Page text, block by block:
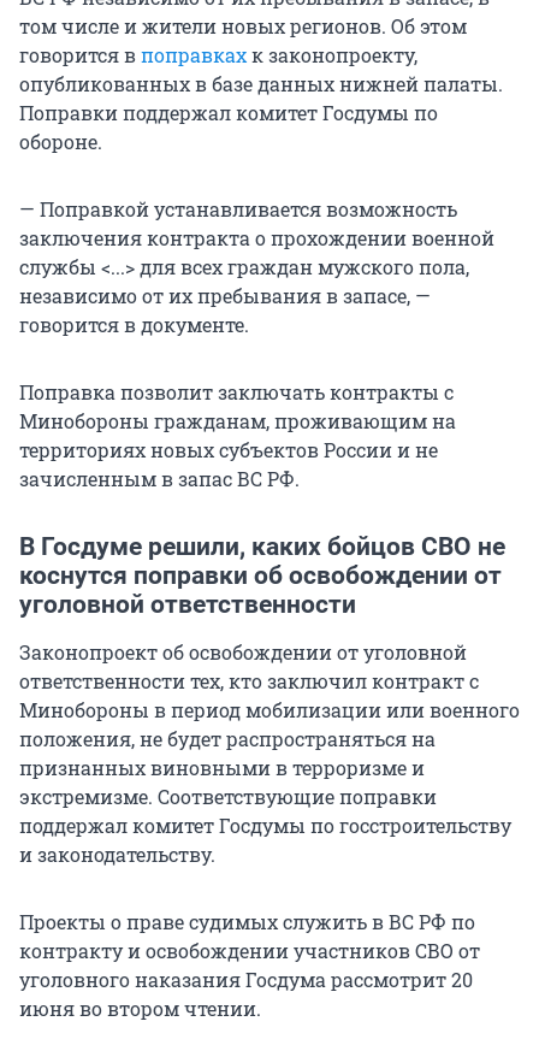
том числе и жители новых регионов. Об этом
говорится впоправкахк законопроекту,
опубликованных в базе данных нижней палаты.
Поправки поддержал комитет Госдумы по
обороне.
— Поправкой устанавливается возможность
заключения контракта о прохождении военной
службы <...> для всех граждан мужского пола,
независимо от их пребывания в запасе, —
говорится в документе.
Поправка позволит заключать контракты с
Минобороны гражданам, проживающим на
территориях новых субъектов России и не
зачисленным в запас ВС РФ.
В Госдуме решили, каких бойцов СВО не
коснутся поправки об освобождении от
уголовной ответственности
Законопроект об освобождении от уголовной
ответственности тех, кто заключил контракт с
Минобороны в период мобилизации или военного
положения, не будет распространяться на
признанных виновными в терроризме и
экстремизме. Соответствующие поправки
поддержал комитет Госдумы по госстроительству
и законодательству.
Проекты о праве судимых служить в ВС РФ по
контракту и освобождении участников СВО от
уголовного наказания Госдума рассмотрит 20
июня во втором чтении.